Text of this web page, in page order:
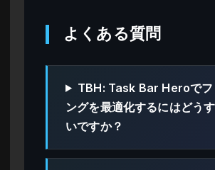
よくある質問
TBH: Task Bar Heroでフ
ングを最適化するにはどう
いですか？